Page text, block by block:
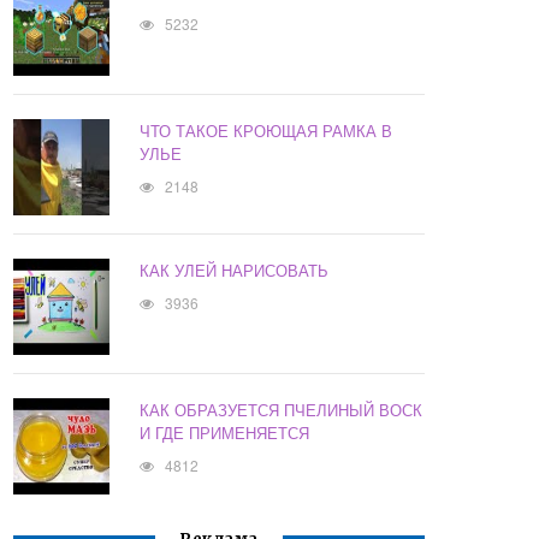
5232
ЧТО ТАКОЕ КРОЮЩАЯ РАМКА В
УЛЬЕ
2148
КАК УЛЕЙ НАРИСОВАТЬ
3936
КАК ОБРАЗУЕТСЯ ПЧЕЛИНЫЙ ВОСК
И ГДЕ ПРИМЕНЯЕТСЯ
4812